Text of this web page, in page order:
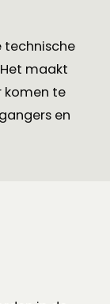
technische
maakt
komen te
en